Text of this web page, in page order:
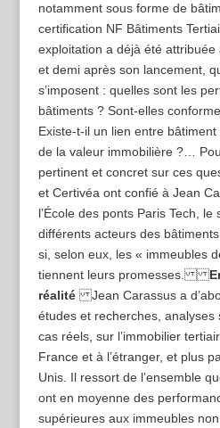
notamment sous forme de
certification NF Bâtiments
exploitation a déjà été
et demi après son lancement,
s’imposent : quelles sont les
bâtiments ? Sont-elles
Existe-t-il un lien entre
de la valeur immobilière ?…
pertinent et concret sur ces
et Certivéa ont confié à Jean
l’École des ponts Paris Tech, le
différents acteurs des
si, selon eux, les « immeubles
tiennent leurs promesses.
réalité Jean Carassus a
études et recherches, analyses
cas réels, sur l’immobilier
France et à l’étranger, et plus
Unis. Il ressort de l’ensemble
ont en moyenne des
supérieures aux immeubles